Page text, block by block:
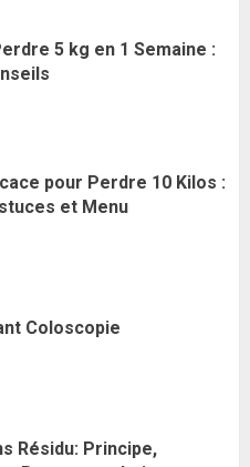
5 kg en 1 Semaine :
pour Perdre 10 Kilos :
et Menu
Coloscopie
Résidu: Principe,